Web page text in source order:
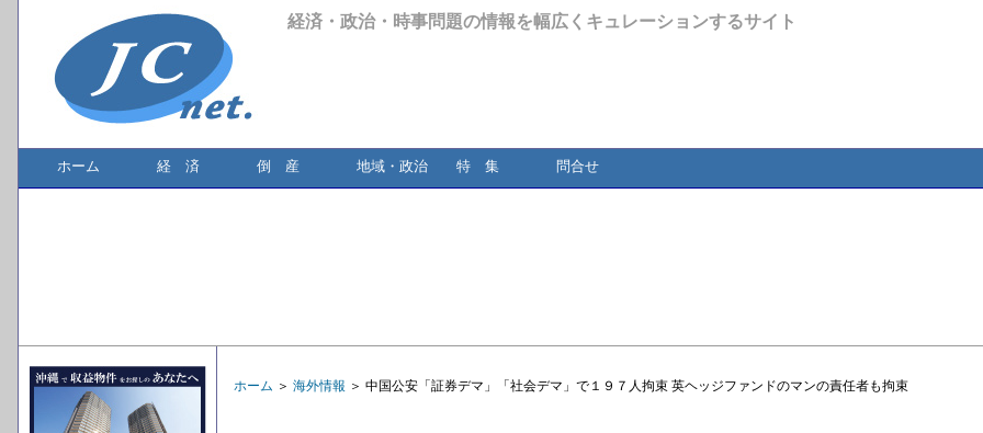
経済・政治・時事問題の情報を幅広くキュレーションするサイト
ホーム 経 済 倒 産 地域・政治 特 集 問合せ
ホーム ＞ 海外情報 ＞ 中国公安「証券デマ」「社会デマ」で１９７人拘束 英ヘッジファンドのマンの責任者も拘束